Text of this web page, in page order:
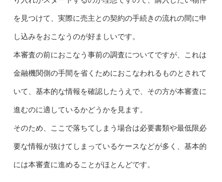
を見つけて、実際に売主との契約の手続きの流れの間に申
し込みをおこなうのが好ましいです。
本審査の前におこなう事前の調査についてですが、これは
金融機関側の手間を省くためにおこなわれるものとされて
いて、基本的な情報を確認したうえで、その方が本審査に
進むのに適しているかどうかを見ます。
そのため、ここで落ちてしまう場合は必要書類や最低限必
要な情報が抜けてしまっているケースなどが多く、基本的
には本審査に進めることがほとんどです。